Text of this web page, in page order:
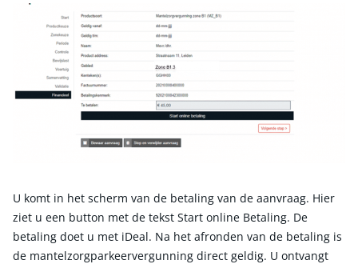
U komt in het scherm van de betaling van de aanvraag. Hier
ziet u een button met de tekst Start online Betaling. De
betaling doet u met iDeal. Na het afronden van de betaling is
de mantelzorgparkeervergunning direct geldig. U ontvangt